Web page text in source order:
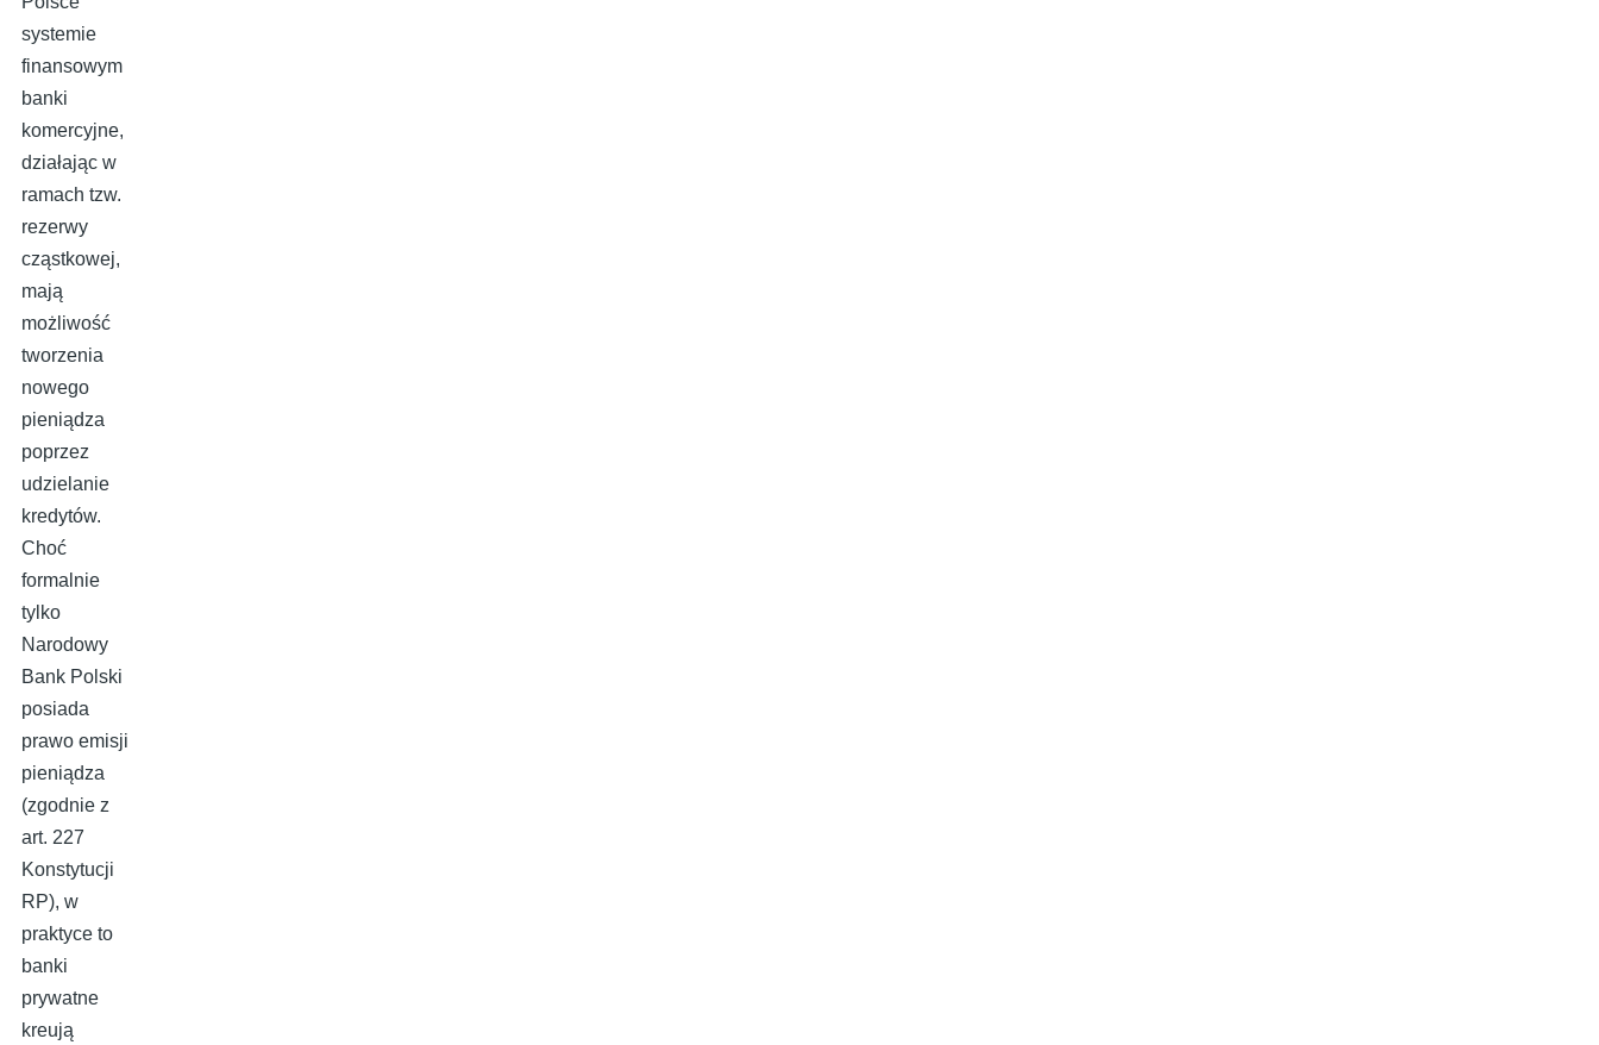
systemie
finansowym
banki
komercyjne,
działając w
ramach tzw.
rezerwy
cząstkowej,
mają
możliwość
tworzenia
nowego
pieniądza
poprzez
udzielanie
kredytów.
Choć
formalnie
tylko
Narodowy
Bank Polski
posiada
prawo emisji
pieniądza
(zgodnie z
art. 227
Konstytucji
RP), w
praktyce to
banki
prywatne
kreują